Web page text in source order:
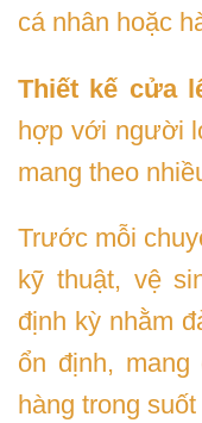
cá nhân hoặc
Thiết kế cửa
hợp với người
mang theo
Trước mỗi
kỹ thuật, vệ
định kỳ nhằm
ổn định,
hàng trong